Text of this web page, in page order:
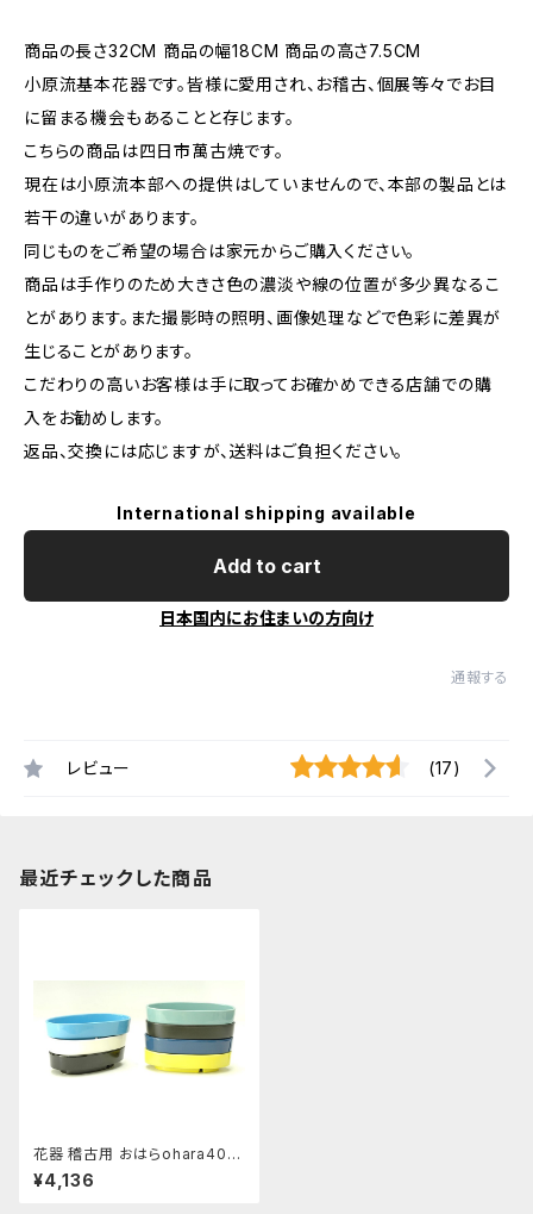
商品の長さ32CM 商品の幅18CM 商品の高さ7.5CM
小原流基本花器です。皆様に愛用され、お稽古、個展等々でお目
に留まる機会もあることと存じます。
こちらの商品は四日市萬古焼です。
現在は小原流本部への提供はしていませんので、本部の製品とは
若干の違いがあります。
同じものをご希望の場合は家元からご購入ください。
商品は手作りのため大きさ色の濃淡や線の位置が多少異なるこ
とがあります。また撮影時の照明、画像処理などで色彩に差異が
生じることがあります。
こだわりの高いお客様は手に取ってお確かめできる店舗での購
入をお勧めします。
返品、交換には応じますが、送料はご負担ください。
International shipping available
Add to cart
日本国内にお住まいの方向け
通報する
レビュー (17)
最近チェックした商品
花器 稽古用 おはらohara400
e ナマコ 花瓶 フラワーベース
¥4,136